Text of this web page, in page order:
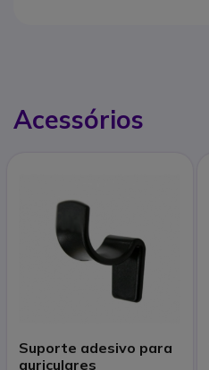
Acessórios
Suporte adesivo para
auriculares